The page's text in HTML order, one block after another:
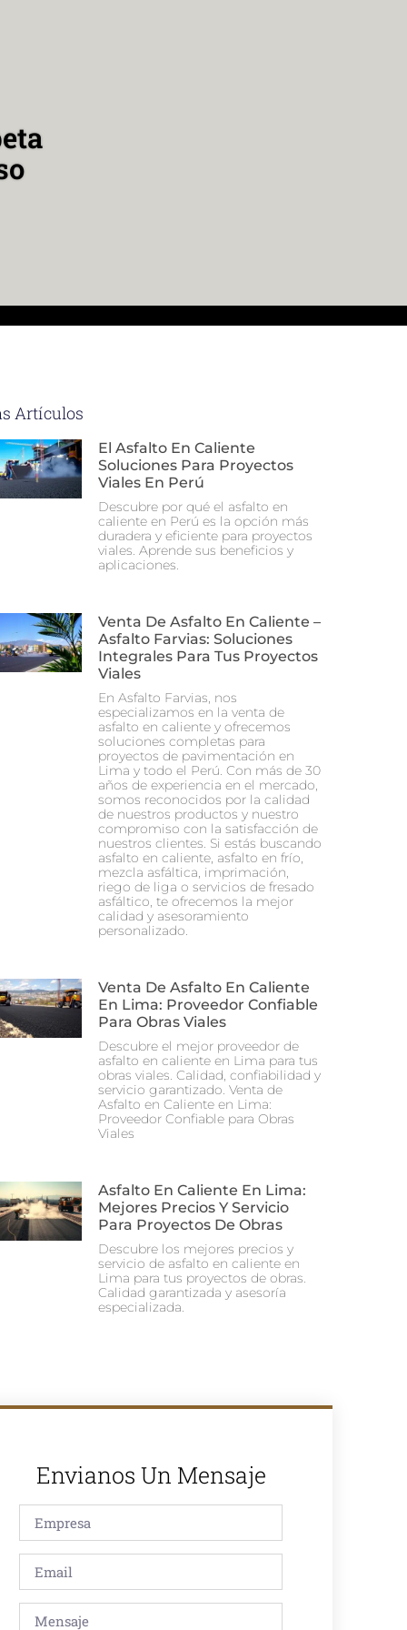
Artículos
El Asfalto En Caliente
Soluciones Para Proyectos
Viales En Perú
Descubre por qué el asfalto en
caliente en Perú es la opción más
duradera y eficiente para proyectos
viales. Aprende sus beneficios y
aplicaciones.
Venta De Asfalto En Caliente –
Asfalto Farvias: Soluciones
Integrales Para Tus Proyectos
Viales
En Asfalto Farvias, nos
especializamos en la venta de
asfalto en caliente y ofrecemos
soluciones completas para
proyectos de pavimentación en
Lima y todo el Perú. Con más de 30
años de experiencia en el mercado,
somos reconocidos por la calidad
de nuestros productos y nuestro
compromiso con la satisfacción de
nuestros clientes. Si estás buscando
asfalto en caliente, asfalto en frío,
mezcla asfáltica, imprimación,
riego de liga o servicios de fresado
asfáltico, te ofrecemos la mejor
calidad y asesoramiento
personalizado.
Venta De Asfalto En Caliente
En Lima: Proveedor Confiable
Para Obras Viales
Descubre el mejor proveedor de
asfalto en caliente en Lima para tus
obras viales. Calidad, confiabilidad y
servicio garantizado. Venta de
Asfalto en Caliente en Lima:
Proveedor Confiable para Obras
Viales
Asfalto En Caliente En Lima:
Mejores Precios Y Servicio
Para Proyectos De Obras
Descubre los mejores precios y
servicio de asfalto en caliente en
Lima para tus proyectos de obras.
Calidad garantizada y asesoría
especializada.
Envianos Un Mensaje